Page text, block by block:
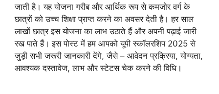
जाती है। यह योजना गरीब और आर्थिक रूप से कमजोर वर्ग के
छात्रों को उच्च शिक्षा प्राप्त करने का अवसर देती है। हर साल
लाखों छात्र इस योजना का लाभ उठाते हैं और अपनी पढ़ाई जारी
रख पाते हैं। इस पोस्ट में हम आपको यूपी स्कॉलरशिप 2025 से
जुड़ी सभी जरूरी जानकारी देंगे, जैसे – आवेदन प्रक्रिया, योग्यता,
आवश्यक दस्तावेज, लाभ और स्टेटस चेक करने की विधि।